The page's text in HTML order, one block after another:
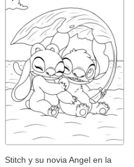
Stitch y su novia Angel en la